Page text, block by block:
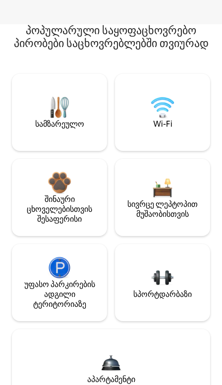
პოპულარული საყოფაცხოვრებო
პირობები საცხოვრებლებში თვიურად
სამზარეულო Wi-Fi
შინაური
ცხოველებისთვის
შესაფერისი
სივრცე ლეპტოპით
მუშაობისთვის
უფასო პარკირების
ადგილი
ტერიტორიაზე
სპორტდარბაზი
აპარტამენტი